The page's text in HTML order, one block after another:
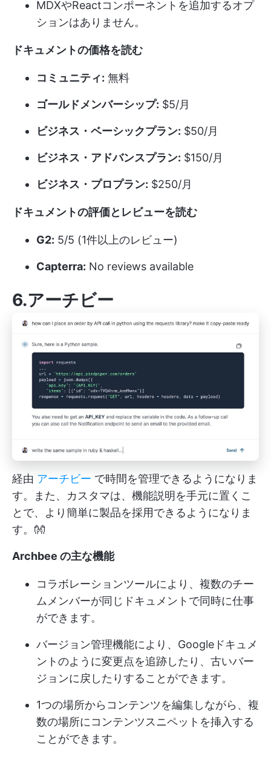
MDXやReactコンポーネントを追加するオプ
ションはありません。
ドキュメントの価格を読む
コミュニティ: 無料
ゴールドメンバーシップ: $5/月
ビジネス・ベーシックプラン: $50/月
ビジネス・アドバンスプラン: $150/月
ビジネス・プロプラン: $250/月
ドキュメントの評価とレビューを読む
G2: 5/5 (1件以上のレビュー)
Capterra: No reviews available
6.アーチビー
経由 アーチビー で時間を管理できるようになりま
す。また、カスタマは、機能説明を手元に置くこ
とで、より簡単に製品を採用できるようになりま
す。👐
Archbee の主な機能
コラボレーションツールにより、複数のチー
ムメンバーが同じドキュメントで同時に仕事
ができます。
バージョン管理機能により、Googleドキュメ
ントのように変更点を追跡したり、古いバー
ジョンに戻したりすることができます。
1つの場所からコンテンツを編集しながら、複
数の場所にコンテンツスニペットを挿入する
ことができます。